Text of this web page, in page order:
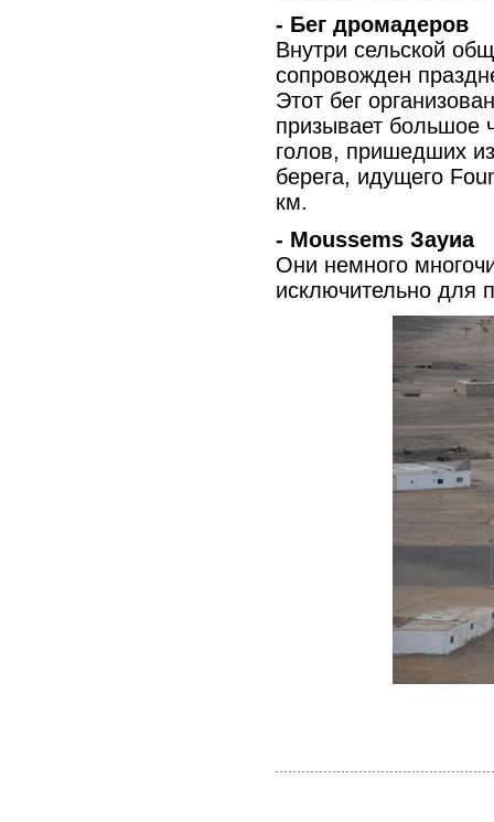
- Бег дромадеров
Внутри сельской
сопровожден
Этот бег
призывает большое
голов, пришедших
берега, идущего
км.
- Moussems Зауиа
Они немного
исключительно для